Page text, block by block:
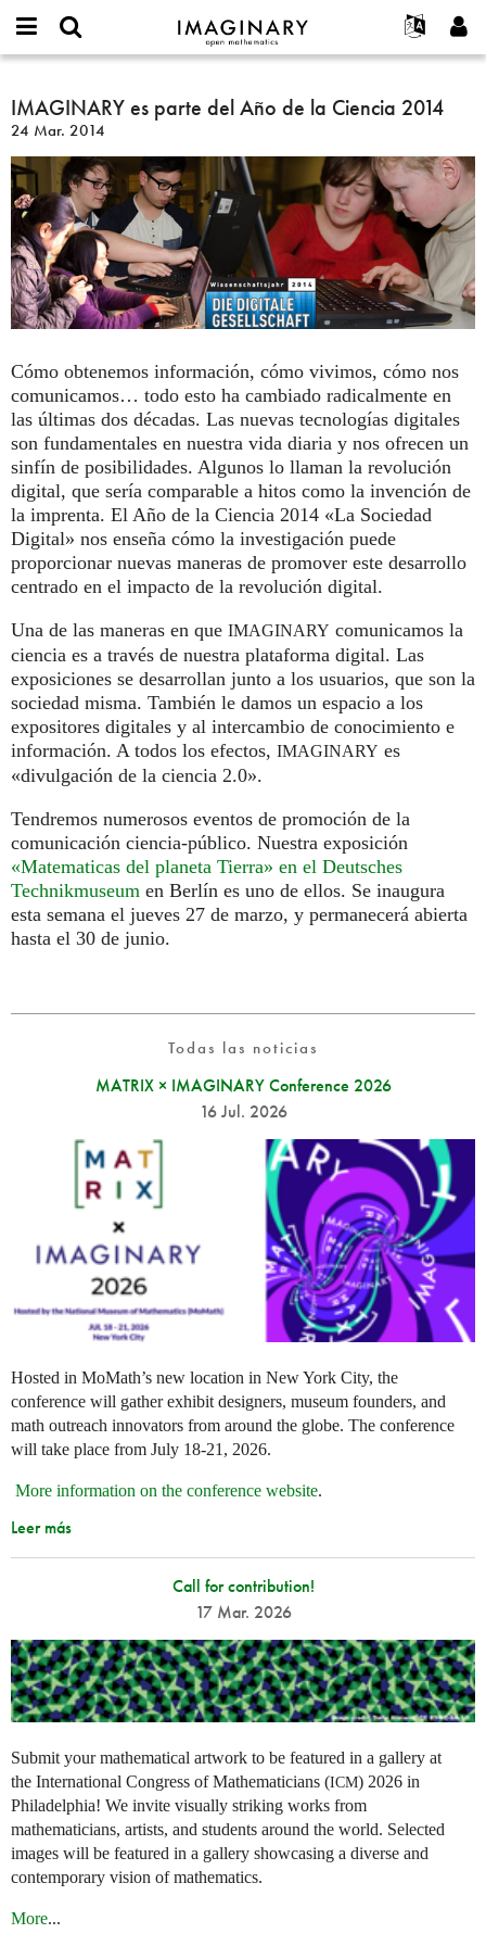
IMAGINARY
open
Français
한국어
Español
Türkçe
Programas
Interactivos
Películas
Textos
Exposiciones
Más...
Proyectos
Contacto
or
username
*
Contraseña
Crear nueva cuenta
Solicitar una nueva contraseña
Buscar
IMAGINARY
es
parte
del
Año
de
la
Ciencia
2014
IMAGINARY es parte del Año de la Ciencia 2014
24 Mar. 2014
Cómo obtenemos información, cómo vivimos, cómo nos
comunicamos… todo esto ha cambiado radicalmente en
las últimas dos décadas. Las nuevas tecnologías digitales
son fundamentales en nuestra vida diaria y nos ofrecen un
sinfín de posibilidades. Algunos lo llaman la revolución
digital, que sería comparable a hitos como la invención de
la imprenta. El Año de la Ciencia 2014 «La Sociedad
Digital» nos enseña cómo la investigación puede
proporcionar nuevas maneras de promover este desarrollo
centrado en el impacto de la revolución digital.
Una de las maneras en que IMAGINARY comunicamos la
ciencia es a través de nuestra plataforma digital. Las
exposiciones se desarrollan junto a los usuarios, que son la
sociedad misma. También le damos un espacio a los
expositores digitales y al intercambio de conocimiento e
información. A todos los efectos, IMAGINARY es
«divulgación de la ciencia 2.0».
Tendremos numerosos eventos de promoción de la
comunicación ciencia-público. Nuestra exposición
«Matematicas del planeta Tierra» en el Deutsches
Technikmuseum en Berlín es uno de ellos. Se inaugura
esta semana el jueves 27 de marzo, y permanecerá abierta
hasta el 30 de junio.
Todas las noticias
MATRIX × IMAGINARY Conference 2026
16 Jul. 2026
Hosted in MoMath’s new location in New York City, the
conference will gather exhibit designers, museum founders, and
math outreach innovators from around the globe. The conference
will take place from July 18-21, 2026.
More information on the conference website.
Leer más
Call for contribution!
17 Mar. 2026
Submit your mathematical artwork to be featured in a gallery at
the International Congress of Mathematicians (ICM) 2026 in
Philadelphia! We invite visually striking works from
mathematicians, artists, and students around the world. Selected
images will be featured in a gallery showcasing a diverse and
contemporary vision of mathematics.
More...